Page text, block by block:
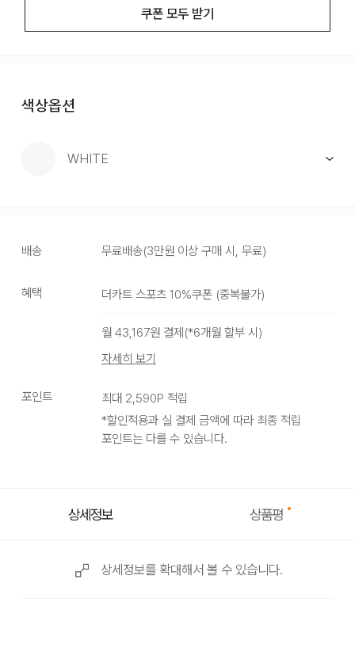
쿠폰 모두 받기
색상옵션
WHITE
배송 무료배송(3만원 이상 구매 시, 무료)
혜택 더카트 스포츠 10%쿠폰(중복불가)
월 43,167원 결제(*6개월 할부 시)
자세히 보기
포인트 최대 2,590P 적립
*할인적용과 실 결제 금액에 따라 최종 적립
포인트는 다를 수 있습니다.
상세정보 상품평
상세정보를 확대해서 볼 수 있습니다.